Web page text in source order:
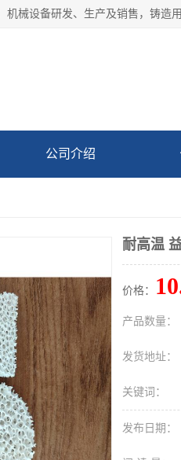
公司介绍
耐高温
价格：
产品数量：
发货地址：
关键词：
发布日期：